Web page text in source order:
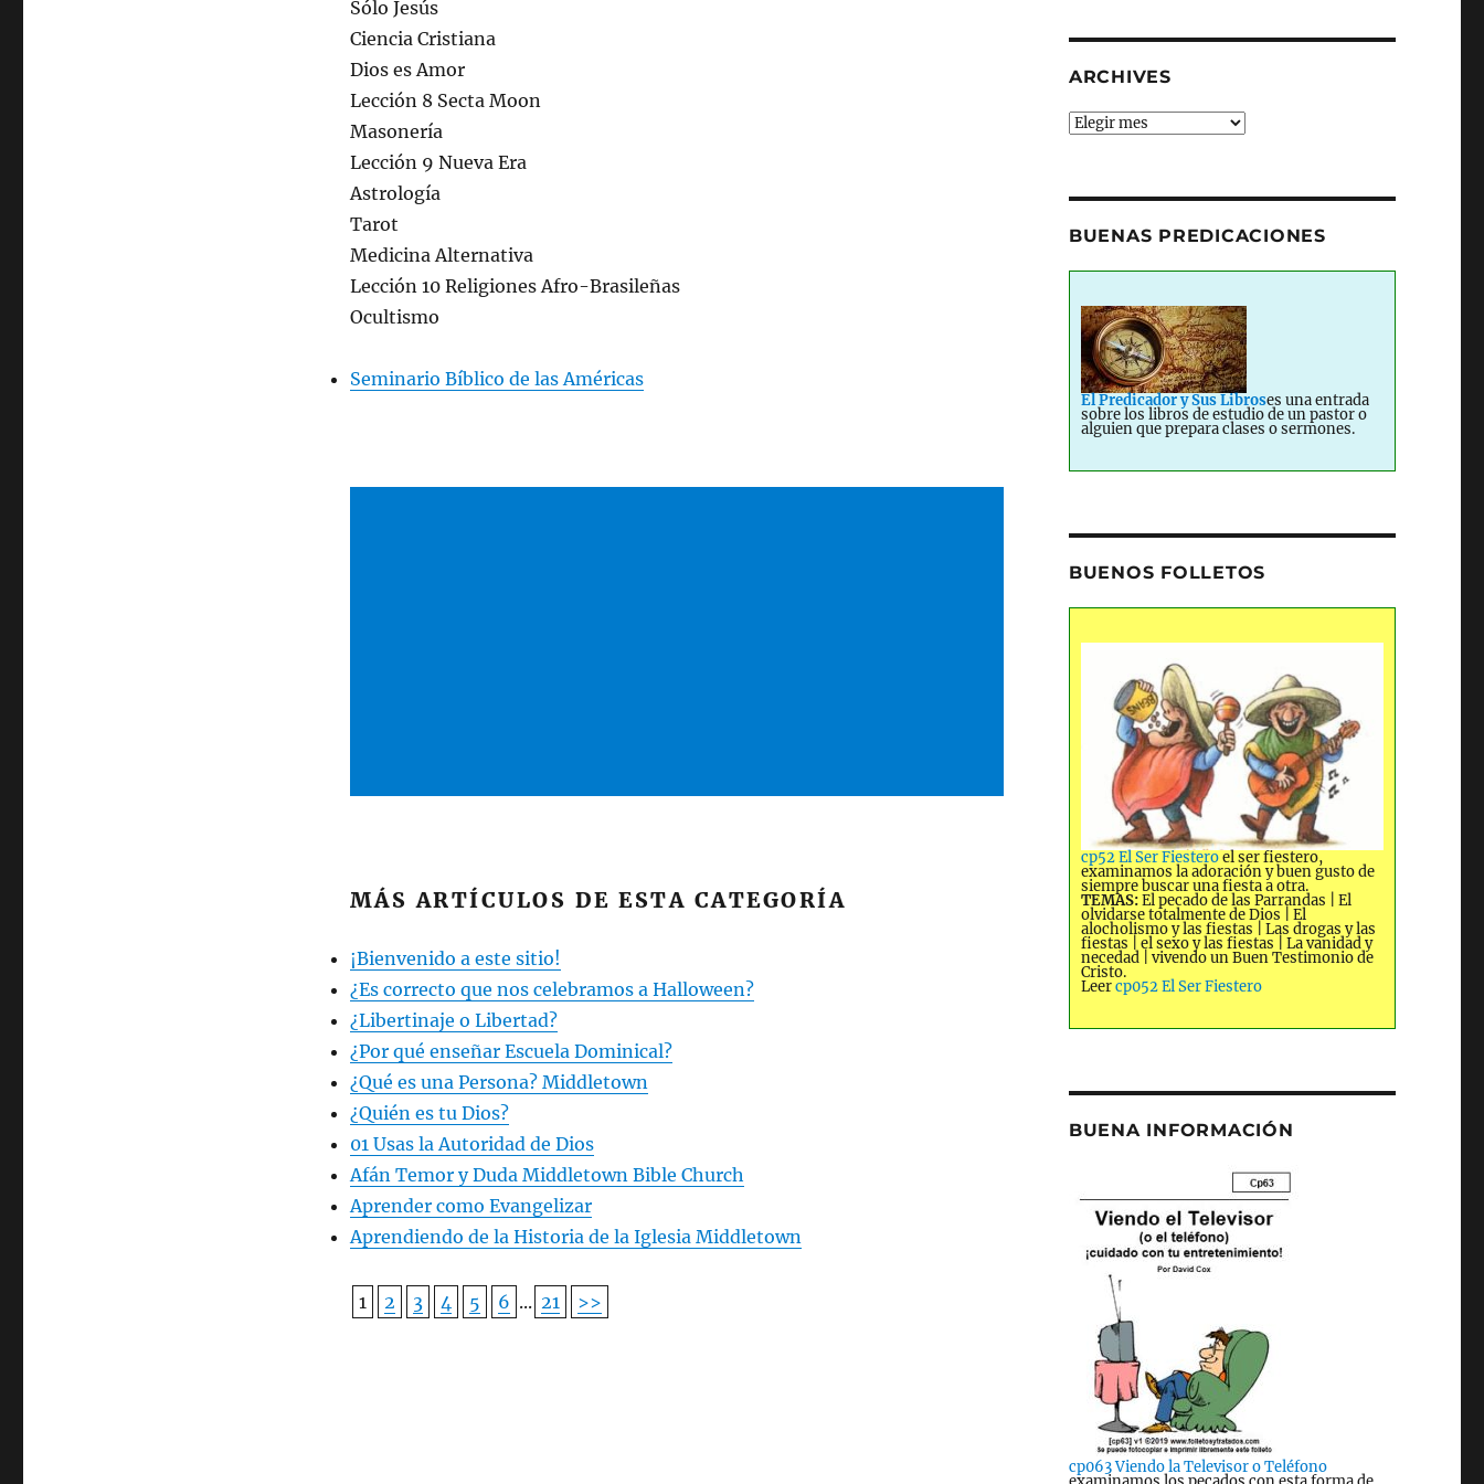
Sólo Jesús
Ciencia Cristiana
Dios es Amor
Lección 8 Secta Moon
Masonería
Lección 9 Nueva Era
Astrología
Tarot
Medicina Alternativa
Lección 10 Religiones Afro-Brasileñas
Ocultismo
Seminario Bíblico de las Américas
MÁS ARTÍCULOS DE ESTA CATEGORÍA
¡Bienvenido a este sitio!
¿Es correcto que nos celebramos a Halloween?
¿Libertinaje o Libertad?
¿Por qué enseñar Escuela Dominical?
¿Qué es una Persona? Middletown
¿Quién es tu Dios?
01 Usas la Autoridad de Dios
Afán Temor y Duda Middletown Bible Church
Aprender como Evangelizar
Aprendiendo de la Historia de la Iglesia Middletown
1 2 3 4 5 6 ... 21 >>
ARCHIVES
Archives
BUENAS PREDICACIONES
El Predicador y Sus Libroses una entrada
sobre los libros de estudio de un pastor o
alguien que prepara clases o sermones.
BUENOS FOLLETOS
cp52 El Ser Fiesteroel ser fiestero,
examinamos la adoración y buen gusto de
siempre buscar una fiesta a otra.
TEMAS:El pecado de las Parrandas | El
olvidarse totalmente de Dios | El
alocholismo y las fiestas | Las drogas y las
fiestas | el sexo y las fiestas | La vanidad y
necedad | vivendo un Buen Testimonio de
Cristo.
Leercp052 El Ser Fiestero
BUENA INFORMACIÓN
cp063 Viendo la Televisor o Teléfono